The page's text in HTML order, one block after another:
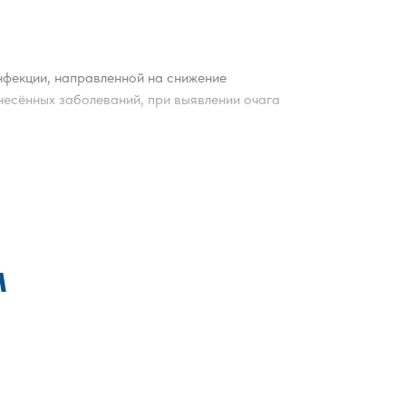
направленной на снижение
заболеваний, при выявлении очага
подбирается с учётом типа помещения,
Такой подход позволяет снизить вероятность
дезинфекция способствует снижению